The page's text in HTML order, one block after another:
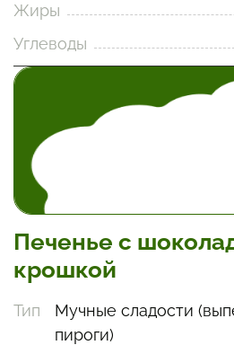
Жиры
Углеводы
Печенье с
крошкой
Тип
Мучные сладости
пироги)